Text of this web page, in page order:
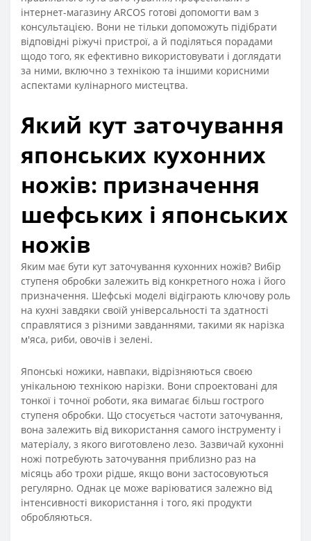
інтернет-магазину ARCOS готові допомогти вам з
консультацією. Вони не тільки допоможуть підібрати
відповідні ріжучі пристрої, а й поділяться порадами
щодо того, як ефективно використовувати і доглядати
за ними, включно з технікою та іншими корисними
аспектами кулінарного мистецтва.
Який кут заточування
японських кухонних
ножів: призначення
шефських і японських
ножів
Яким має бути кут заточування кухонних ножів? Вибір
ступеня обробки залежить від конкретного ножа і його
призначення. Шефські моделі відіграють ключову роль
на кухні завдяки своїй універсальності та здатності
справлятися з різними завданнями, такими як нарізка
м'яса, риби, овочів і зелені.
Японські ножики, навпаки, відрізняються своєю
унікальною технікою нарізки. Вони спроектовані для
тонкої і точної роботи, яка вимагає більш гострого
ступеня обробки. Що стосується частоти заточування,
вона залежить від використання самого інструменту і
матеріалу, з якого виготовлено лезо. Зазвичай кухонні
ножі потребують заточування приблизно раз на
місяць або трохи рідше, якщо вони застосовуються
регулярно. Однак це може варіюватися залежно від
інтенсивності використання і того, які продукти
обробляються.